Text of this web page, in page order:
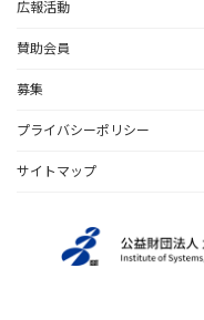
広報活動
賛助会員
募集
プライバシーポリシー
サイトマップ